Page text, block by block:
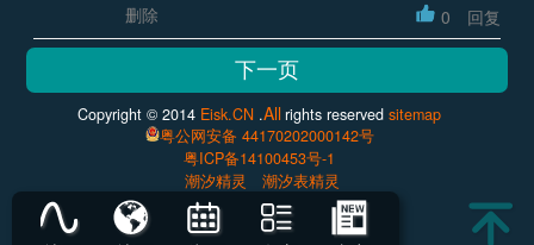
删除
0 回复
Copyright © 2014 Eisk.CN .Allrights reservedsitemap
粤公网安备 44170202000142号
粤ICP备14100453号-1
潮汐精灵
潮汐表精灵